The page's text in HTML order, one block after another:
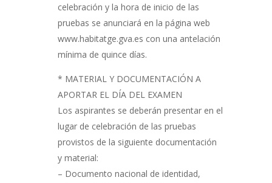
celebración y la hora de inicio de las
pruebas se anunciará en la página web
www.habitatge.gva.es con una antelación
mínima de quince días.
* MATERIAL Y DOCUMENTACIÓN A
APORTAR EL DÍA DEL EXAMEN
Los aspirantes se deberán presentar en el
lugar de celebración de las pruebas
provistos de la siguiente documentación
y material:
– Documento nacional de identidad,